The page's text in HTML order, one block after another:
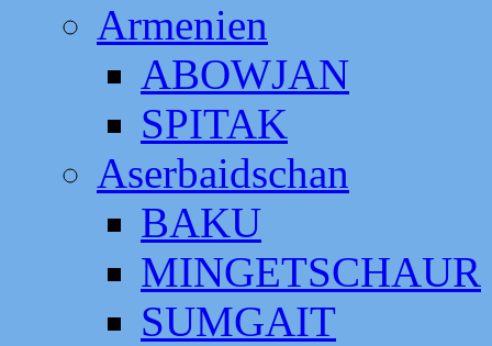
Armenien
ABOWJAN
SPITAK
Aserbaidschan
BAKU
MINGETSCHAUR
SUMGAIT